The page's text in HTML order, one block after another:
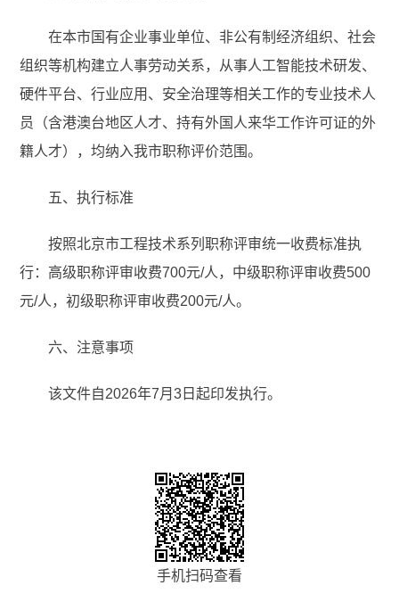
在本市国有企业事业单位、非公有制经济组织、社会
组织等机构建立人事劳动关系，从事人工智能技术研发、
硬件平台、行业应用、安全治理等相关工作的专业技术人
员（含港澳台地区人才、持有外国人来华工作许可证的外
籍人才），均纳入我市职称评价范围。
五、执行标准
按照北京市工程技术系列职称评审统一收费标准执
行：高级职称评审收费700元/人，中级职称评审收费500
元/人，初级职称评审收费200元/人。
六、注意事项
该文件自2026年7月3日起印发执行。
手机扫码查看